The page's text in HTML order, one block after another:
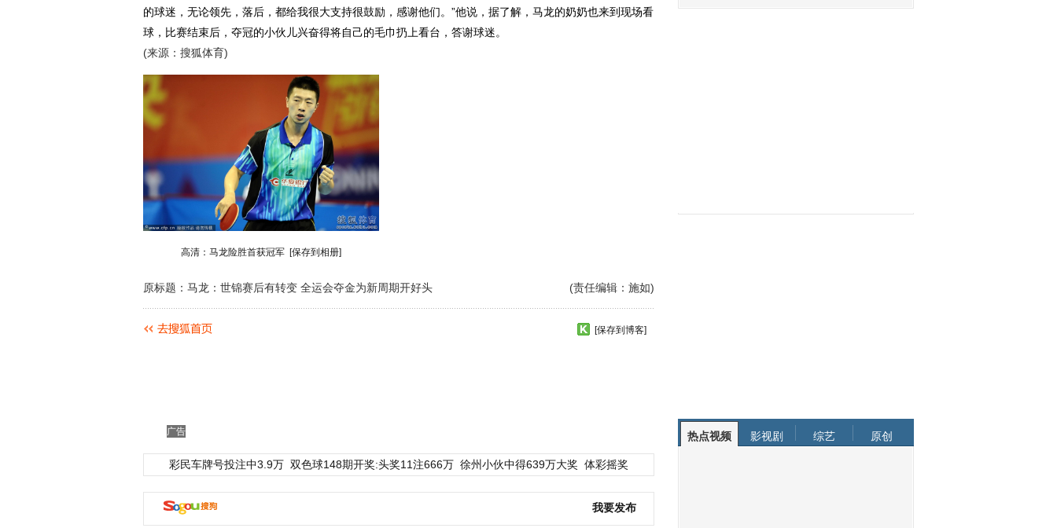
的球迷，无论领先，落后，都给我很大支持很鼓励，感谢他们。”他说，据了解，马龙的奶奶也来到现场看
球，比赛结束后，夺冠的小伙儿兴奋得将自己的毛巾扔上看台，答谢球迷。
(来源：搜狐体育)
高清：马龙险胜首获冠军 [保存到相册]
(责任编辑：施如)
原标题：马龙：世锦赛后有转变 全运会夺金为新周期开好头
[保存到博客]
广告
彩民车牌号投注中3.9万 双色球148期开奖:头奖11注666万 徐州小伙中得639万大奖 体彩摇奖
我要发布
热点视频 影视剧 综艺 原创